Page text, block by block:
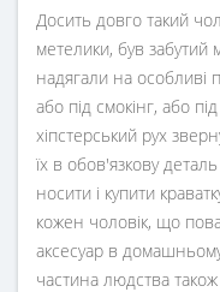
Досить довго такий
метелики, був
надягали на особливі
або під смокінг, або
хіпстерський рух
їх в обов'язкову
носити і купити
кожен чоловік, що
аксесуар в
частина людства